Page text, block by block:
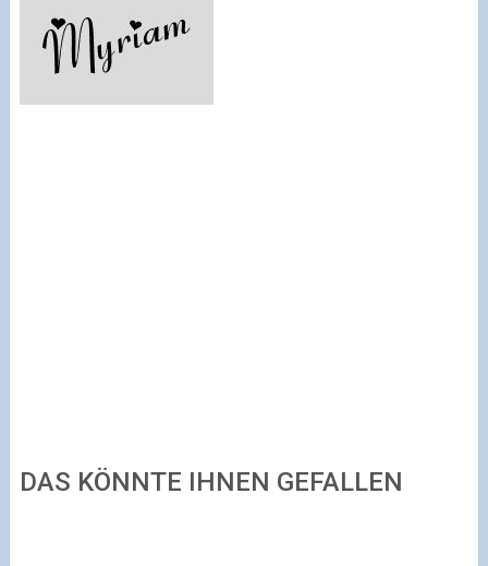
DAS KÖNNTE IHNEN GEFALLEN